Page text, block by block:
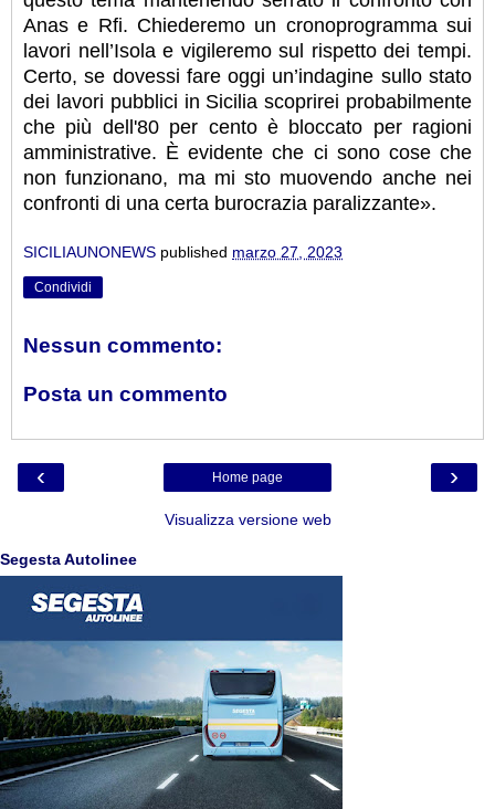
Anas e Rfi. Chiederemo un cronoprogramma sui
lavori nell’Isola e vigileremo sul rispetto dei tempi.
Certo, se dovessi fare oggi un’indagine sullo stato
dei lavori pubblici in Sicilia scoprirei probabilmente
che più dell'80 per cento è bloccato per ragioni
amministrative. È evidente che ci sono cose che
non funzionano, ma mi sto muovendo anche nei
confronti di una certa burocrazia paralizzante».
SICILIAUNONEWS published marzo 27, 2023
Condividi
Nessun commento:
Posta un commento
‹ ›
Home page
Visualizza versione web
Segesta Autolinee